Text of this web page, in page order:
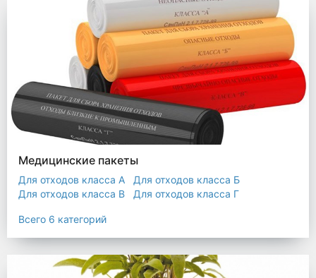
Медицинские пакеты
Для отходов класса А
Для отходов класса Б
Для отходов класса В
Для отходов класса Г
Пакеты термостойкие для утилизатора
Всего 6 категорий